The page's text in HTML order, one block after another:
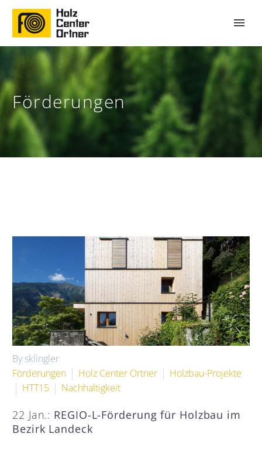
Förderungen
By sklingler
Förderungen
Holz Center Ortner
Holzbau-Projekte
HTT15
Nachhaltigkeit
22 Jan.: REGIO-L-Förderung für Holzbau im
Bezirk Landeck